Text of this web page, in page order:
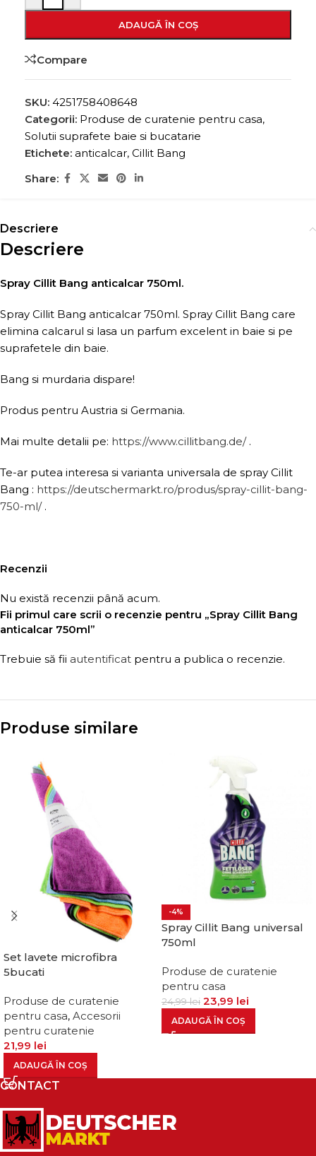
ADAUGĂ ÎN COȘ
Compare
SKU: 4251758408648
Categorii: Produse de curatenie pentru casa,
Solutii suprafete baie si bucatarie
Etichete: anticalcar, Cillit Bang
Share:
Descriere
Descriere
Spray Cillit Bang anticalcar 750ml.
Spray Cillit Bang anticalcar 750ml. Spray Cillit Bang care
elimina calcarul si lasa un parfum excelent in baie si pe
suprafetele din baie.
Bang si murdaria dispare!
Produs pentru Austria si Germania.
Mai multe detalii pe: https://www.cillitbang.de/.
Te-ar putea interesa si varianta universala de spray Cillit
Bang : https://deutschermarkt.ro/produs/spray-cillit-bang-
750-ml/.
Recenzii
Nu există recenzii până acum.
Fii primul care scrii o recenzie pentru „Spray Cillit Bang
anticalcar 750ml”
Trebuie să fii autentificat pentru a publica o recenzie.
Produse similare
Set lavete microfibra
5bucati
Produse de curatenie
pentru casa, Accesorii
pentru curatenie
21,99 lei
ADAUGĂ ÎN COȘ
-4%
Spray Cillit Bang universal
750ml
Produse de curatenie
pentru casa
24,99lei 23,99 lei
ADAUGĂ ÎN COȘ
CONTACT